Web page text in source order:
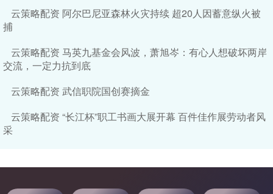
云策略配资 阿尔巴尼亚森林火灾持续 超20人因蓄意纵火被
捕
云策略配资 马英九基金会风波，萧旭岑：有心人想破坏两岸
交流，一定力抗到底
云策略配资 武信职院国创赛摘金
云策略配资 “长江杯”职工书画大展开幕 百件佳作展劳动者风
采